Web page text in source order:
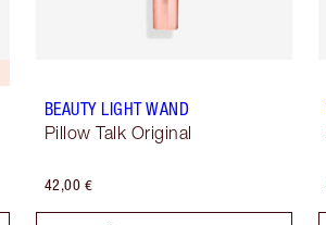
BEAUTY LIGHT WAND
Pillow Talk Original
42,00 €